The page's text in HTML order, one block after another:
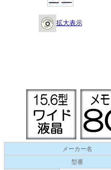
拡大表示
メーカー名
型番